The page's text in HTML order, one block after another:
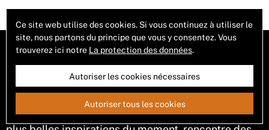
Parce qu’on n’a jamais assez de rêves et de désirs,
on en réclame encore! Notre magazine grappille les
Ce site web utilise des cookies. Si vous continuez à utiliser le
site, nous partons du principe que vous y consentez. Vous
trouverez ici notre La protection des données.
Autoriser les cookies nécessaires
Autoriser tous les cookies